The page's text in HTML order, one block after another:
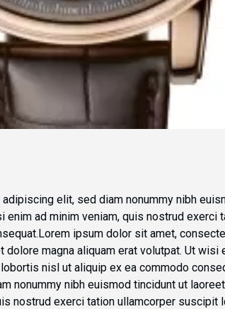
elit, sed diam nonummy nibh
enim ad minim veniam, quis nostrud exerci
ipsum dolor sit amet,
magna aliquam erat volutpat. Ut wisi
nisl ut aliquip ex ea commodo
nonummy nibh euismod tincidunt ut
nostrud exerci tation ullamcorper suscipit